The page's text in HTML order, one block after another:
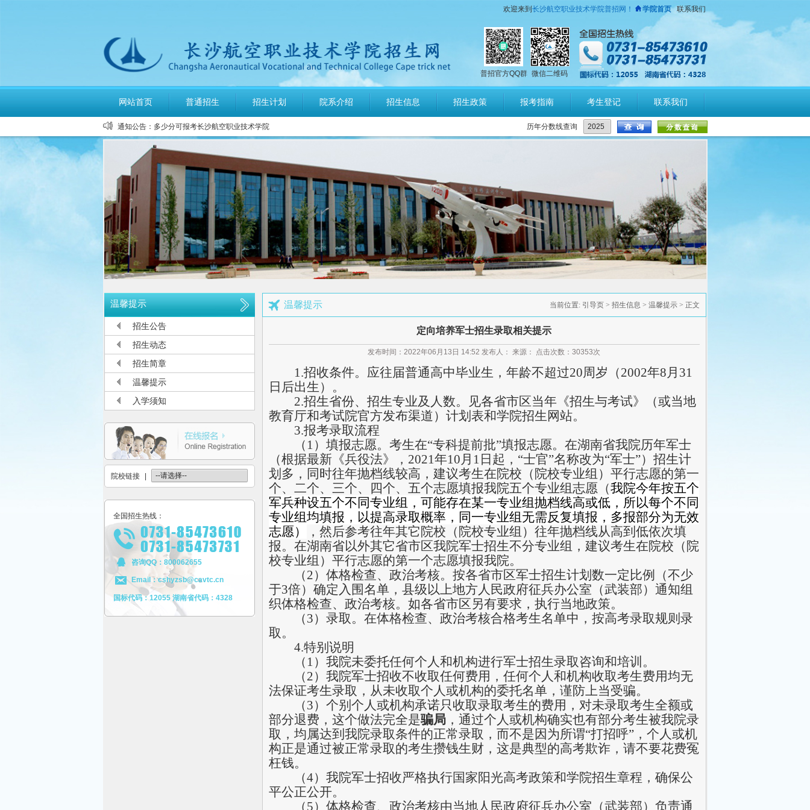
学院首页 联系我们
欢迎来到 长沙航空职业技术学院普招网！
普招官方QQ群 微信二维码
网站首页 普通招生 招生计划 院系介绍 招生信息 招生政策 报考指南 考生登记 联系我们
通知公告：
公布2026年高考招生录取使用电话号码
长沙航空职业技术学院空中乘务、机场运行服务与管理报考须知
多少分可报考长沙航空职业技术学院
长沙航空职业技术学院2026年定向培养军士报考须知
长沙航空职业技术学院2026年报考指南
长沙航空职业技术学院2026年招生计划发布
长沙航空职业技术学院2026年招生章程
2026年单招录取分数线及录取名单公示
2026年单独招生一志愿考试成绩查询
关于参加2026年单独招生考试的温馨提示
公布2026年高考招生录取使用电话号码
长沙航空职业技术学院空中乘务、机场运行服务与管理报考须知
多少分可报考长沙航空职业技术学院
长沙航空职业技术学院2026年定向培养军士报考须知
长沙航空职业技术学院2026年报考指南
长沙航空职业技术学院2026年招生计划发布
长沙航空职业技术学院2026年招生章程
2026年单招录取分数线及录取名单公示
2026年单独招生一志愿考试成绩查询
关于参加2026年单独招生考试的温馨提示
历年分数线查询
温馨提示
招生公告
招生动态
招生简章
温馨提示
入学须知
院校链接
全国招生热线：
咨询QQ：800062655
Email：cshyzsb@cavtc.cn
国标代码：12055 湖南省代码：4328
温馨提示 当前位置: 引导页> 招生信息 > 温馨提示> 正文
定向培养军士招生录取相关提示
发布时间：2022年06月13日 14:52 发布人： 来源： 点击次数： 30353次
1.招收条件。应往届普通高中毕业生，年龄不超过20周岁（2002年8月31
日后出生）。
2.招生省份、招生专业及人数。见各省市区当年《招生与考试》（或当地
教育厅和考试院官方发布渠道）计划表和学院招生网站。
3.报考录取流程
（1）填报志愿。考生在“专科提前批”填报志愿。在湖南省我院历年军士
（根据最新《兵役法》，2021年10月1日起，“士官”名称改为“军士”）招生计
划多，同时往年抛档线较高，建议考生在院校（院校专业组）平行志愿的第一
个、二个、三个、四个、五个志愿填报我院五个专业组志愿（我院今年按五个
军兵种设五个不同专业组，可能存在某一专业组抛档线高或低，所以每个不同
专业组均填报，以提高录取概率，同一专业组无需反复填报，多报部分为无效
志愿）
，然后参考往年其它院校（院校专业组）往年抛档线从高到低依次填
报。在湖南省以外其它省市区我院军士招生不分专业组，建议考生在院校（院
校专业组）平行志愿的第一个志愿填报我院。
（2）体格检查、政治考核。按各省市区军士招生计划数一定比例（不少
于3倍）确定入围名单，县级以上地方人民政府征兵办公室（武装部）通知组
织体格检查、政治考核。如各省市区另有要求，执行当地政策。
（3）录取。在体格检查、政治考核合格考生名单中，按高考录取规则录
取。
4.特别说明
（1）我院未委托任何个人和机构进行军士招生录取咨询和培训。
（2）我院军士招收不收取任何费用，任何个人和机构收取考生费用均无
法保证考生录取，从未收取个人或机构的委托名单，谨防上当受骗。
（3）个别个人或机构承诺只收取录取考生的费用，对未录取考生全额或
部分退费，这个做法完全是骗局，通过个人或机构确实也有部分考生被我院录
取，均属达到我院录取条件的正常录取，而不是因为所谓“打招呼”，个人或机
构正是通过被正常录取的考生攒钱生财，这是典型的高考欺诈，请不要花费冤
枉钱。
（4）我院军士招收严格执行国家阳光高考政策和学院招生章程，确保公
平公正公开。
（5）体格检查、政治考核由当地人民政府征兵办公室（武装部）负责通